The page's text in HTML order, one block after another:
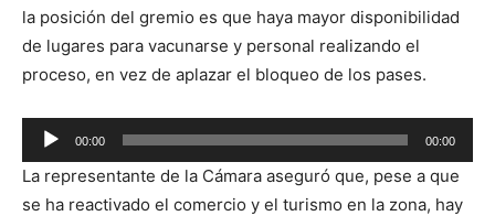
la posición del gremio es que haya mayor disponibilidad
de lugares para vacunarse y personal realizando el
proceso, en vez de aplazar el bloqueo de los pases.
Reproductor
de
audio
00:00 00:00
La representante de la Cámara aseguró que, pese a que
se ha reactivado el comercio y el turismo en la zona, hay